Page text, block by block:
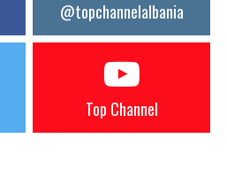
@topchannelalbania
Top Channel